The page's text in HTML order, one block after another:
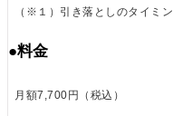
ていることが多く、
めて厳選すれば、い
（※１）引き落としのタイミ
●料金
月額7,700円（税込）